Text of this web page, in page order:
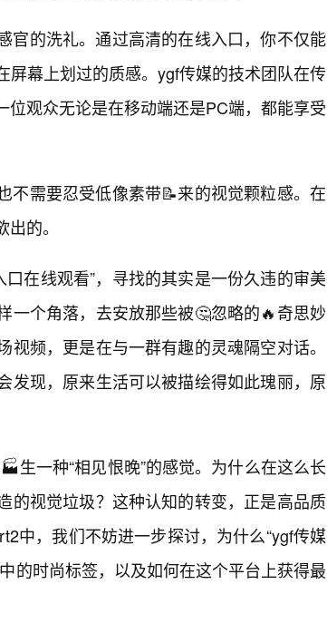
官的洗礼。通过高清的在线入口，你不仅能
幕上划过的质感。ygf传媒的技术团队在传
观众无论是在移动端还是PC端，都能享受
不需要忍受低像素带📝来的视觉颗粒感。在
的。
在线观看”，寻找的其实是一份久违的审美
一个角落，去安放那些被🤔忽略的🔥奇思妙
频，更是在与一群有趣的灵魂隔空对话。
发现，原来生活可以被描绘得如此瑰丽，原
生一种“相见恨晚”的感觉。为什么在这么长
的视觉垃圾？这种认知的转变，正是高品质
中，我们不妨进一步探讨，为什么“ygf传媒
的时尚标签，以及如何在这个平台上获得最